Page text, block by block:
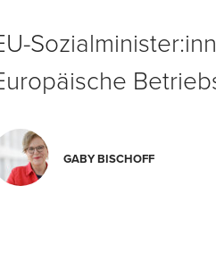
GABY BISCHOFF